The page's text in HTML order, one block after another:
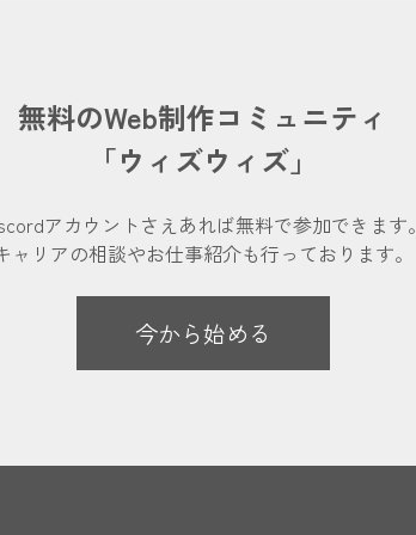
無料のWeb制作コミュニティ
「ウィズウィズ」
アカウントさえあれば無料で参加できます。
ャリアの相談やお仕事紹介も行っております。
今から始める